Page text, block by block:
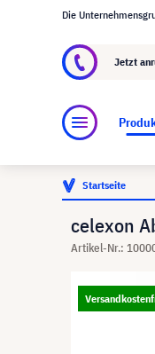
Über
Die
Jetzt
Startseite
celexon
Artikel-Nr.: